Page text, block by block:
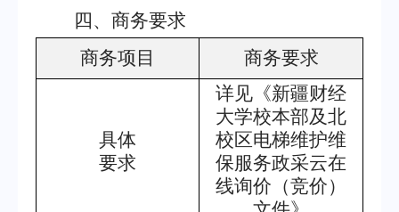
四、商务要求
商务项目
商务要求
具体
要求
详见《新疆财经
大学校本部及北
校区电梯维护维
保服务政采云在
线询价（竞价）